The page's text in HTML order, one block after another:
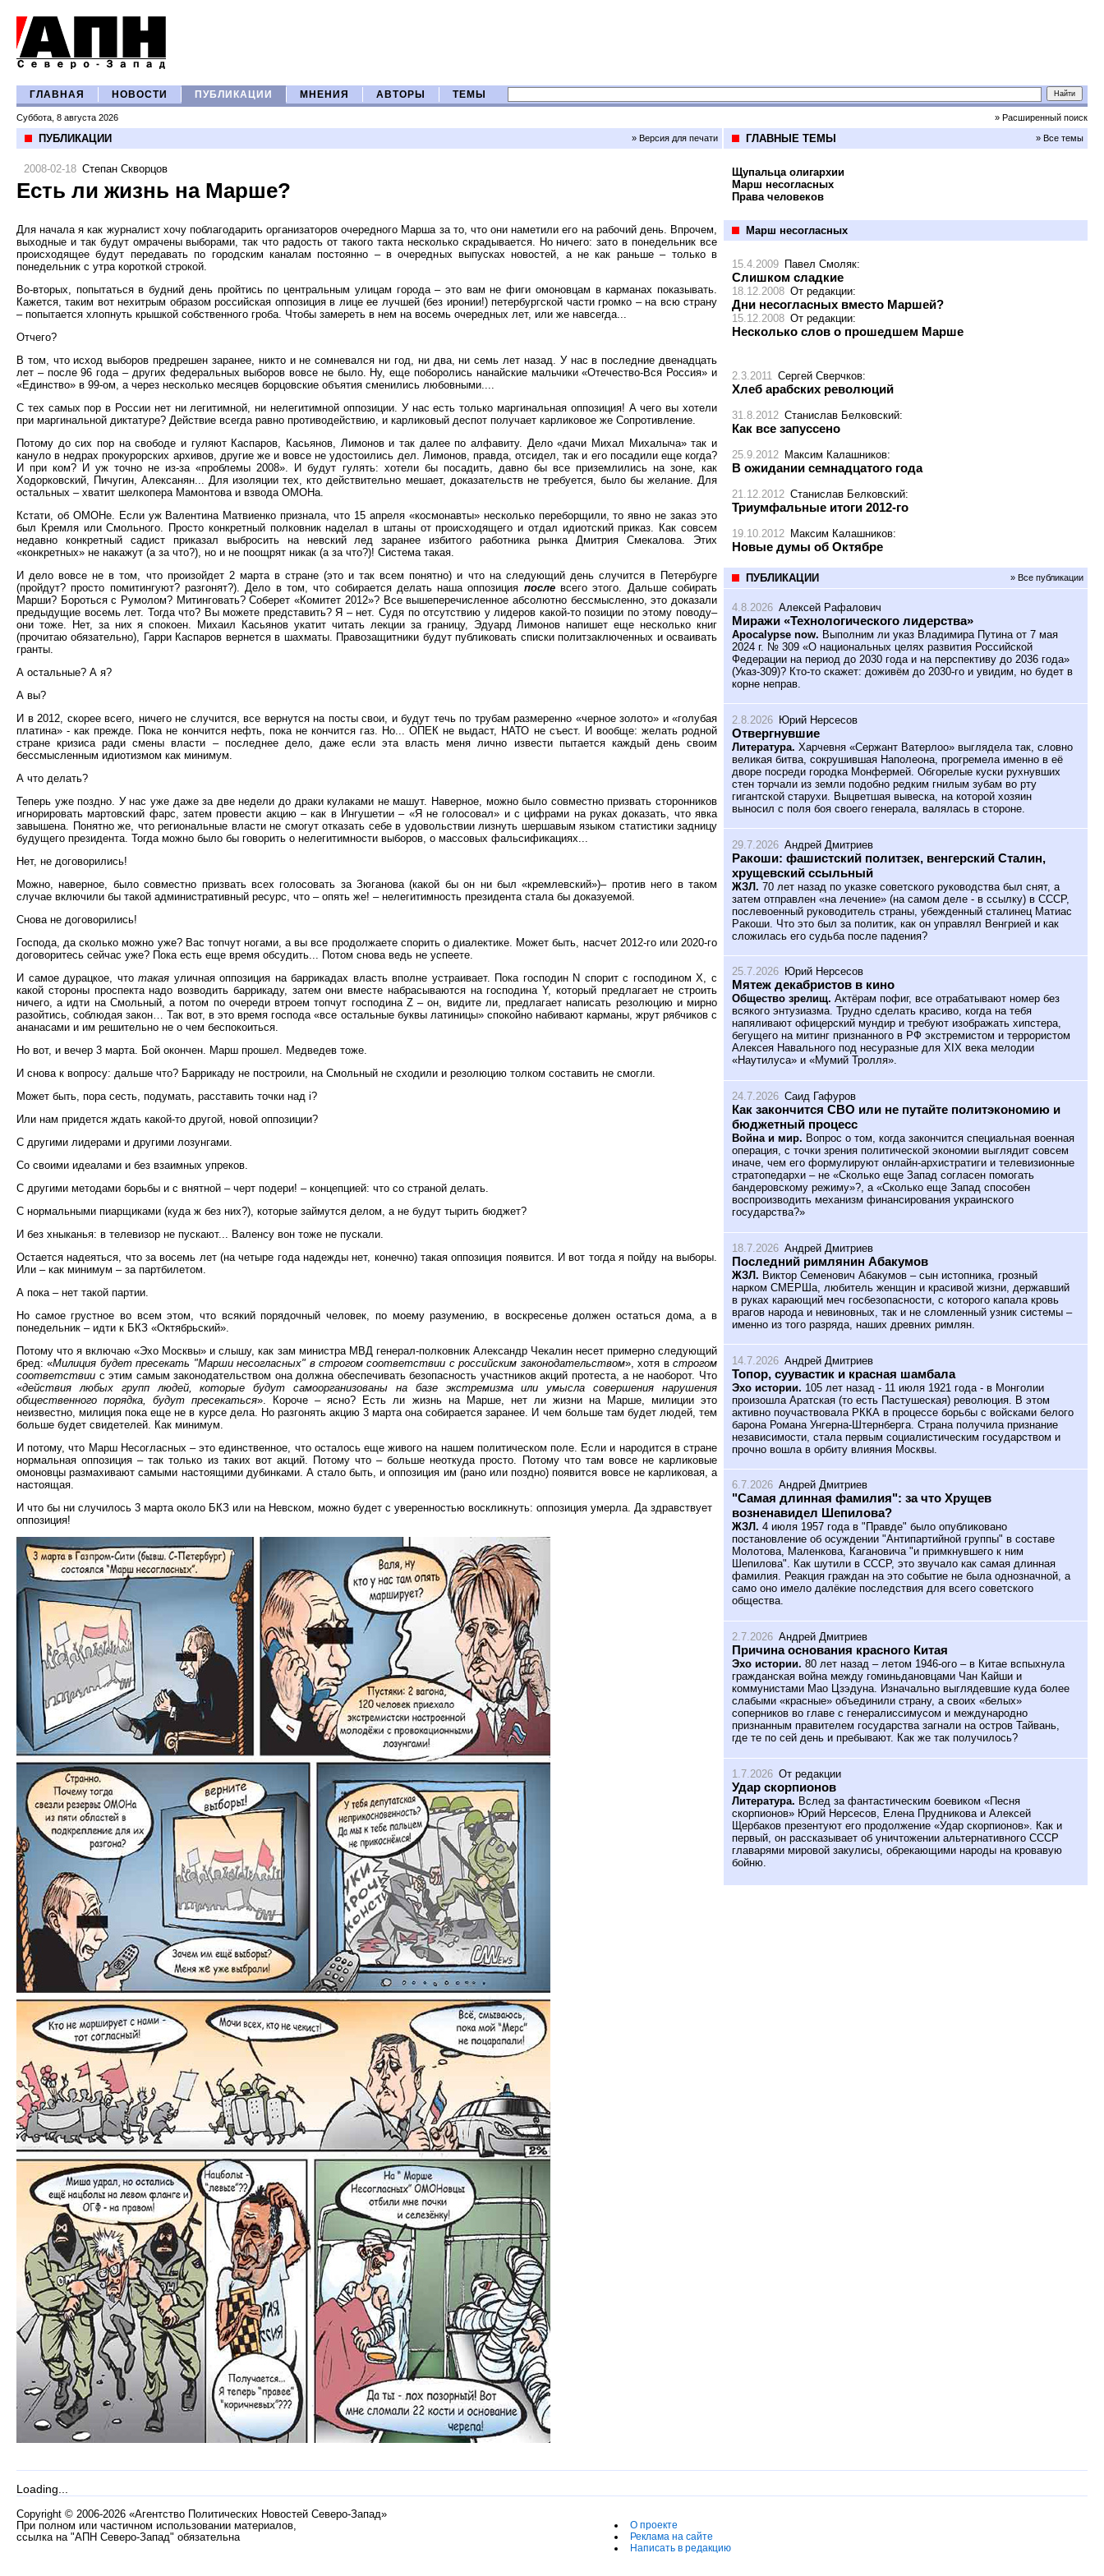
ГЛАВНАЯ НОВОСТИ ПУБЛИКАЦИИ МНЕНИЯ АВТОРЫ ТЕМЫ
Суббота, 8 августа 2026 » Расширенный поиск
ПУБЛИКАЦИИ » Версия для печати
2008-02-18 Степан Скворцов
Есть ли жизнь на Марше?
Для начала я как журналист хочу поблагодарить организаторов очередного Марша за то, что они наметили его на рабочий день. Впрочем,
выходные и так будут омрачены выборами, так что радость от такого такта несколько скрадывается. Но ничего: зато в понедельник все
происходящее будут передавать по городским каналам постоянно – в очередных выпусках новостей, а не как раньше – только в
понедельник с утра короткой строкой.
Во-вторых, попытаться в будний день пройтись по центральным улицам города – это вам не фиги омоновцам в карманах показывать.
Кажется, таким вот нехитрым образом российская оппозиция в лице ее лучшей (без иронии!) петербургской части громко – на всю страну
– попытается хлопнуть крышкой собственного гроба. Чтобы замереть в нем на восемь очередных лет, или же навсегда...
Отчего?
В том, что исход выборов предрешен заранее, никто и не сомневался ни год, ни два, ни семь лет назад. У нас в последние двенадцать
лет – после 96 года – других федеральных выборов вовсе не было. Ну, еще поборолись нанайские мальчики «Отечество-Вся Россия» и
«Единство» в 99-ом, а через несколько месяцев борцовские объятия сменились любовными....
С тех самых пор в России нет ни легитимной, ни нелегитимной оппозиции. У нас есть только маргинальная оппозиция! А чего вы хотели
при маргинальной диктатуре? Действие всегда равно противодействию, и карликовый деспот получает карликовое же Сопротивление.
Потому до сих пор на свободе и гуляют Каспаров, Касьянов, Лимонов и так далее по алфавиту. Дело «дачи Михал Михалыча» так и
кануло в недрах прокурорских архивов, другие же и вовсе не удостоились дел. Лимонов, правда, отсидел, так и его посадили еще когда?
И при ком? И уж точно не из-за «проблемы 2008». И будут гулять: хотели бы посадить, давно бы все приземлились на зоне, как
Ходорковский, Пичугин, Алексанян... Для изоляции тех, кто действительно мешает, доказательств не требуется, было бы желание. Для
остальных – хватит шелкопера Мамонтова и взвода ОМОНа.
Кстати, об ОМОНе. Если уж Валентина Матвиенко признала, что 15 апреля «космонавты» несколько переборщили, то явно не заказ это
был Кремля или Смольного. Просто конкретный полковник наделал в штаны от происходящего и отдал идиотский приказ. Как совсем
недавно конкретный садист приказал выбросить на невский лед заранее избитого работника рынка Дмитрия Смекалова. Этих
«конкретных» не накажут (а за что?), но и не поощрят никак (а за что?)! Система такая.
И дело вовсе не в том, что произойдет 2 марта в стране (это и так всем понятно) и что на следующий день случится в Петербурге
(пройдут? просто помитингуют? разгонят?). Дело в том, что собирается делать наша оппозиция послевсего этого. Дальше собирать
Марши? Бороться с Румолом? Митинговать? Соберет «Комитет 2012»? Все вышеперечисленное абсолютно бессмысленно, это доказали
предыдущие восемь лет. Тогда что? Вы можете представить? Я – нет. Судя по отсутствию у лидеров какой-то позиции по этому поводу–
они тоже. Нет, за них я спокоен. Михаил Касьянов укатит читать лекции за границу, Эдуард Лимонов напишет еще несколько книг
(прочитаю обязательно), Гарри Каспаров вернется в шахматы. Правозащитники будут публиковать списки политзаключенных и осваивать
гранты.
А остальные? А я?
А вы?
И в 2012, скорее всего, ничего не случится, все вернутся на посты свои, и будут течь по трубам размеренно «черное золото» и «голубая
платина» - как прежде. Пока не кончится нефть, пока не кончится газ. Но... ОПЕК не выдаст, НАТО не съест. И вообще: желать родной
стране кризиса ради смены власти – последнее дело, даже если эта власть меня лично извести пытается каждый день своим
бессмысленным идиотизмом как минимум.
А что делать?
Теперь уже поздно. У нас уже даже за две недели до драки кулаками не машут. Наверное, можно было совместно призвать сторонников
игнорировать мартовский фарс, затем провести акцию – как в Ингушетии – «Я не голосовал» и с цифрами на руках доказать, что явка
завышена. Понятно же, что региональные власти не смогут отказать себе в удовольствии лизнуть шершавым языком статистики задницу
будущего президента. Тогда можно было бы говорить о нелегитимности выборов, о массовых фальсификациях...
Нет, не договорились!
Можно, наверное, было совместно призвать всех голосовать за Зюганова (какой бы он ни был «кремлевский»)– против него в таком
случае включили бы такой административный ресурс, что – опять же! – нелегитимность президента стала бы доказуемой.
Снова не договорились!
Господа, да сколько можно уже? Вас топчут ногами, а вы все продолжаете спорить о диалектике. Может быть, насчет 2012-го или 2020-го
договоритесь сейчас уже? Пока есть еще время обсудить... Потом снова ведь не успеете.
И самое дурацкое, чтотакая уличная оппозиция на баррикадах власть вполне устраивает. Пока господин N спорит с господином X, с
какой стороны проспекта надо возводить баррикаду, затем они вместе набрасываются на господина Y, который предлагает не строить
ничего, а идти на Смольный, а потом по очереди втроем топчут господина Z – он, видите ли, предлагает написать резолюцию и мирно
разойтись, соблюдая закон… Так вот, в это время господа «все остальные буквы латиницы» спокойно набивают карманы, жрут рябчиков с
ананасами и им решительно не о чем беспокоиться.
Но вот, и вечер 3 марта. Бой окончен. Марш прошел. Медведев тоже.
И снова к вопросу: дальше что? Баррикаду не построили, на Смольный не сходили и резолюцию толком составить не смогли.
Может быть, пора сесть, подумать, расставить точки над i?
Или нам придется ждать какой-то другой, новой оппозиции?
С другими лидерами и другими лозунгами.
Со своими идеалами и без взаимных упреков.
С другими методами борьбы и с внятной – черт подери! – концепцией: что со страной делать.
С нормальными пиарщиками (куда ж без них?), которые займутся делом, а не будут тырить бюджет?
И без хныканья: в телевизор не пускают... Валенсу вон тоже не пускали.
Остается надеяться, что за восемь лет (на четыре года надежды нет, конечно) такая оппозиция появится. И вот тогда я пойду на выборы.
Или – как минимум – за партбилетом.
А пока – нет такой партии.
Но самое грустное во всем этом, что всякий порядочный человек, по моему разумению, в воскресенье должен остаться дома, а в
понедельник – идти к БКЗ «Октябрьский».
Потому что я включаю «Эхо Москвы» и слышу, как зам министра МВД генерал-полковник Александр Чекалин несет примерно следующий
бред: «Милиция будет пресекать "Марши несогласных" в строгом соответствии с российским законодательством», хотя встрогом
соответствии с этим самым законодательством она должна обеспечивать безопасность участников акций протеста, а не наоборот. Что
«действия любых групп людей, которые будут самоорганизованы на базе экстремизма или умысла совершения нарушения
общественного порядка, будут пресекаться». Короче – ясно? Есть ли жизнь на Марше, нет ли жизни на Марше, милиции это
неизвестно, милиция пока еще не в курсе дела. Но разгонять акцию 3 марта она собирается заранее. И чем больше там будет людей, тем
больше будет свидетелей. Как минимум.
И потому, что Марш Несогласных – это единственное, что осталось еще живого на нашем политическом поле. Если и народится в стране
нормальная оппозиция – так только из таких вот акций. Потому что – больше неоткуда просто. Потому что там вовсе не карликовые
омоновцы размахивают самыми настоящими дубинками. А стало быть, и оппозиция им (рано или поздно) появится вовсе не карликовая, а
настоящая.
И что бы ни случилось 3 марта около БКЗ или на Невском, можно будет с уверенностью воскликнуть: оппозиция умерла. Да здравствует
оппозиция!
ГЛАВНЫЕ ТЕМЫ » Все темы
Щупальца олигархии
Марш несогласных
Права человеков
Марш несогласных
15.4.2009 Павел Смоляк:
Слишком сладкие
18.12.2008 От редакции:
Дни несогласных вместо Маршей?
15.12.2008 От редакции:
Несколько слов о прошедшем Марше
2.3.2011 Сергей Сверчков:
Хлеб арабских революций
31.8.2012 Станислав Белковский:
Как все запуссено
25.9.2012 Максим Калашников:
В ожидании семнадцатого года
21.12.2012 Станислав Белковский:
Триумфальные итоги 2012-го
19.10.2012 Максим Калашников:
Новые думы об Октябре
ПУБЛИКАЦИИ » Все публикации
4.8.2026 Алексей Рафалович
Миражи «Технологического лидерства»
Apocalypse now. Выполним ли указ Владимира Путина от 7 мая
2024 г. № 309 «О национальных целях развития Российской
Федерации на период до 2030 года и на перспективу до 2036 года»
(Указ-309)? Кто-то скажет: доживём до 2030-го и увидим, но будет в
корне неправ.
2.8.2026 Юрий Нерсесов
Отвергнувшие
Литература. Харчевня «Сержант Ватерлоо» выглядела так, словно
великая битва, сокрушившая Наполеона, прогремела именно в её
дворе посреди городка Монфермей. Обгорелые куски рухнувших
стен торчали из земли подобно редким гнилым зубам во рту
гигантской старухи. Выцветшая вывеска, на которой хозяин
выносил с поля боя своего генерала, валялась в стороне.
29.7.2026 Андрей Дмитриев
Ракоши: фашистский политзек, венгерский Сталин,
хрущевский ссыльный
ЖЗЛ. 70 лет назад по указке советского руководства был снят, а
затем отправлен «на лечение» (на самом деле - в ссылку) в СССР,
послевоенный руководитель страны, убежденный сталинец Матиас
Ракоши. Что это был за политик, как он управлял Венгрией и как
сложилась его судьба после падения?
25.7.2026 Юрий Нерсесов
Мятеж декабристов в кино
Общество зрелищ. Актёрам пофиг, все отрабатывают номер без
всякого энтузиазма. Трудно сделать красиво, когда на тебя
напяливают офицерский мундир и требуют изображать хипстера,
бегущего на митинг признанного в РФ экстремистом и террористом
Алексея Навального под несуразные для XIX века мелодии
«Наутилуса» и «Мумий Тролля».
24.7.2026 Саид Гафуров
Как закончится СВО или не путайте политэкономию и
бюджетный процесс
Война и мир. Вопрос о том, когда закончится специальная военная
операция, с точки зрения политической экономии выглядит совсем
иначе, чем его формулируют онлайн-архистратиги и телевизионные
стратопедархи – не «Сколько еще Запад согласен помогать
бандеровскому режиму»?, а «Сколько еще Запад способен
воспроизводить механизм финансирования украинского
государства?»
18.7.2026 Андрей Дмитриев
Последний римлянин Абакумов
ЖЗЛ. Виктор Семенович Абакумов – сын истопника, грозный
нарком СМЕРШа, любитель женщин и красивой жизни, державший
в руках карающий меч госбезопасности, с которого капала кровь
врагов народа и невиновных, так и не сломленный узник системы –
именно из того разряда, наших древних римлян.
14.7.2026 Андрей Дмитриев
Топор, суувастик и красная шамбала
Эхо истории. 105 лет назад - 11 июля 1921 года - в Монголии
произошла Аратская (то есть Пастушеская) революция. В этом
активно поучаствовала РККА в процессе борьбы с войсками белого
барона Романа Унгерна-Штернберга. Страна получила признание
независимости, стала первым социалистическим государством и
прочно вошла в орбиту влияния Москвы.
6.7.2026 Андрей Дмитриев
"Самая длинная фамилия": за что Хрущев
возненавидел Шепилова?
ЖЗЛ. 4 июля 1957 года в "Правде" было опубликовано
постановление об осуждении "Антипартийной группы" в составе
Молотова, Маленкова, Кагановича "и примкнувшего к ним
Шепилова". Как шутили в СССР, это звучало как самая длинная
фамилия. Реакция граждан на это событие не была однозначной, а
само оно имело далёкие последствия для всего советского
общества.
2.7.2026 Андрей Дмитриев
Причина основания красного Китая
Эхо истории. 80 лет назад – летом 1946-ого – в Китае вспыхнула
гражданская война между гоминьдановцами Чан Кайши и
коммунистами Мао Цзэдуна. Изначально выглядевшие куда более
слабыми «красные» объединили страну, а своих «белых»
соперников во главе с генералиссимусом и международно
признанным правителем государства загнали на остров Тайвань,
где те по сей день и пребывают. Как же так получилось?
1.7.2026 От редакции
Удар скорпионов
Литература. Вслед за фантастическим боевиком «Песня
скорпионов» Юрий Нерсесов, Елена Прудникова и Алексей
Щербаков презентуют его продолжение «Удар скорпионов». Как и
первый, он рассказывает об уничтожении альтернативного СССР
главарями мировой закулисы, обрекающими народы на кровавую
бойню.
Loading...
Copyright © 2006-2026 «Агентство Политических Новостей Северо-Запад»
При полном или частичном использовании материалов,
ссылка на "АПН Северо-Запад" обязательна
О проекте
Реклама на сайте
Написать в редакцию